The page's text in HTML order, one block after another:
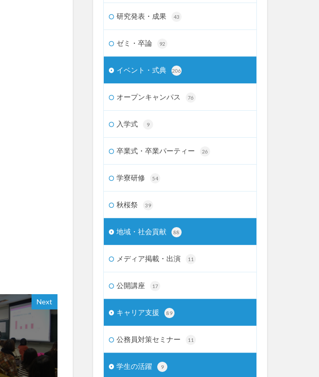
Next
研究発表・成果 43
ゼミ・卒論 92
イベント・式典 206
オープンキャンパス 76
入学式 9
卒業式・卒業パーティー 26
学寮研修 54
秋桜祭 39
地域・社会貢献 88
メディア掲載・出演 11
公開講座 17
キャリア支援 89
公務員対策セミナー 11
学生の活躍 9